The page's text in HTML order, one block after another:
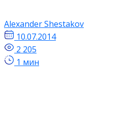
Alexander Shestakov
10.07.2014
2 205
1 мин